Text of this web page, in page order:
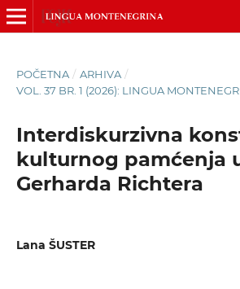
POČETNA / ARHIVA /
VOL. 37 BR. 1 (2026): LINGUA
Interdiskurzivna
kulturnog pamćenja
Gerharda Richtera
Lana ŠUSTER